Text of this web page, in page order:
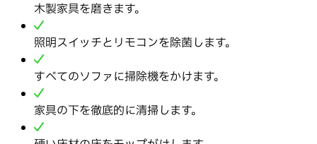
木製家具を磨きます。
照明スイッチとリモコンを除菌します。
すべてのソファに掃除機をかけます。
家具の下を徹底的に清掃します。